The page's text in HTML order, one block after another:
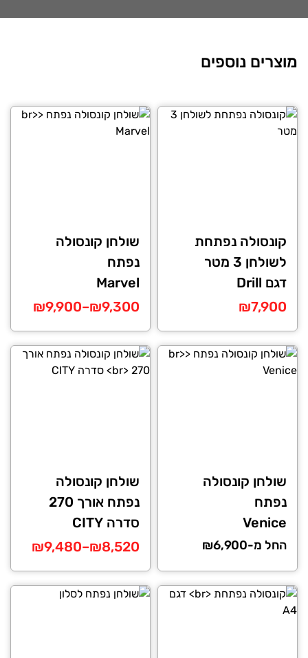
מוצרים נוספים
קונסולה נפתחת
לשולחן 3 מטר
דגם Drill
₪7,900
שולחן קונסולה
נפתח
Marvel
₪9,300
–
₪9,900
טווח
מחירים:
עד
זה
יש
בעמוד
המוצר
שולחן קונסולה
נפתח
Venice
החל מ-₪6,900
שולחן קונסולה
נפתח אורך 270
סדרה CITY
₪8,520
–
₪9,480
טווח
מחירים:
זה